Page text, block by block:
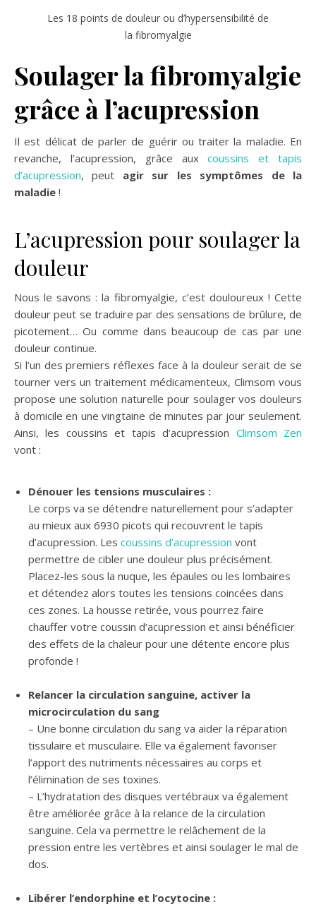
Les 18 points de douleur ou d’hypersensibilité de
la fibromyalgie
Soulager la fibromyalgie
grâce à l’acupression
Il est délicat de parler de guérir ou traiter la maladie. En
revanche, l’acupression, grâce auxcoussins et tapis
d’acupression, peut agir sur les symptômes de la
maladie !
L’acupression pour soulager la
douleur
Nous le savons : la fibromyalgie, c’est douloureux ! Cette
douleur peut se traduire par des sensations de brûlure, de
picotement… Ou comme dans beaucoup de cas par une
douleur continue.
Si l’un des premiers réflexes face à la douleur serait de se
tourner vers un traitement médicamenteux, Climsom vous
propose une solution naturelle pour soulager vos douleurs
à domicile en une vingtaine de minutes par jour seulement.
Ainsi, les coussins et tapis d’acupression Climsom Zen
vont :
Dénouer les tensions musculaires :
Le corps va se détendre naturellement pour s’adapter
au mieux aux 6930 picots qui recouvrent le tapis
d’acupression. Les coussins d’acupression vont
permettre de cibler une douleur plus précisément.
Placez-les sous la nuque, les épaules ou les lombaires
et détendez alors toutes les tensions coincées dans
ces zones. La housse retirée, vous pourrez faire
chauffer votre coussin d’acupression et ainsi bénéficier
des effets de la chaleur pour une détente encore plus
profonde !
Relancer la circulation sanguine, activer la
microcirculation du sang
– Une bonne circulation du sang va aider la réparation
tissulaire et musculaire. Elle va également favoriser
l’apport des nutriments nécessaires au corps et
l’élimination de ses toxines.
– L’hydratation des disques vertébraux va également
être améliorée grâce à la relance de la circulation
sanguine. Cela va permettre le relâchement de la
pression entre les vertèbres et ainsi soulager le mal de
dos.
Libérer l’endorphine et l’ocytocine :